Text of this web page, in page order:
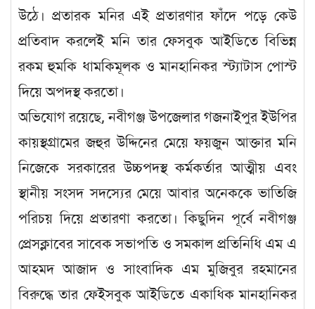
উঠে। প্রতারক মনির এই প্রতারণার ফাঁদে পড়ে কেউ
প্রতিবাদ করলেই মনি তার ফেসবুক আইডিতে বিভিন্ন
রকম হুমকি ধামকিমূলক ও মানহানিকর স্ট্যাটাস পোস্ট
দিয়ে অপদস্থ করতো।
অভিযোগ রয়েছে, নবীগঞ্জ উপজেলার গজনাইপুর ইউপির
কায়স্থগ্রামের জহুর উদ্দিনের মেয়ে ফয়জুন আক্তার মনি
নিজেকে সরকারের উচ্চপদস্থ কর্মকর্তার আত্মীয় এবং
স্থানীয় সংসদ সদস্যের মেয়ে আবার অনেককে ভাতিজি
পরিচয় দিয়ে প্রতারণা করতো। কিছুদিন পূর্বে নবীগঞ্জ
প্রেসক্লাবের সাবেক সভাপতি ও সমকাল প্রতিনিধি এম এ
আহমদ আজাদ ও সাংবাদিক এম মুজিবুর রহমানের
বিরুদ্ধে তার ফেইসবুক আইডিতে একাধিক মানহানিকর